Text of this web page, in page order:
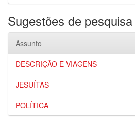
Sugestões de pesquisa
Assunto
DESCRIÇÃO E VIAGENS
JESUÍTAS
POLÍTICA